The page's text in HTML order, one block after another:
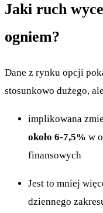
Jaki ruch
ogniem?
Dane z rynku opcji
stosunkowo dużego,
implikowana
około 6-7,5% w
finansowych
Jest to mniej
dziennego